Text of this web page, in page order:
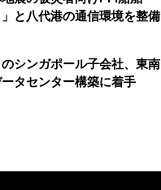
と八代港の通信環境を整備
シンガポール子会社、東南
タセンター構築に着手